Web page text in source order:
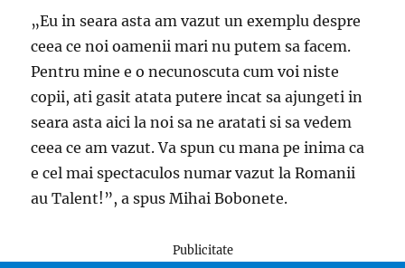
„Eu in seara asta am vazut un exemplu despre
ceea ce noi oamenii mari nu putem sa facem.
Pentru mine e o necunoscuta cum voi niste
copii, ati gasit atata putere incat sa ajungeti in
seara asta aici la noi sa ne aratati si sa vedem
ceea ce am vazut. Va spun cu mana pe inima ca
e cel mai spectaculos numar vazut la Romanii
au Talent!”, a spus Mihai Bobonete.
Publicitate